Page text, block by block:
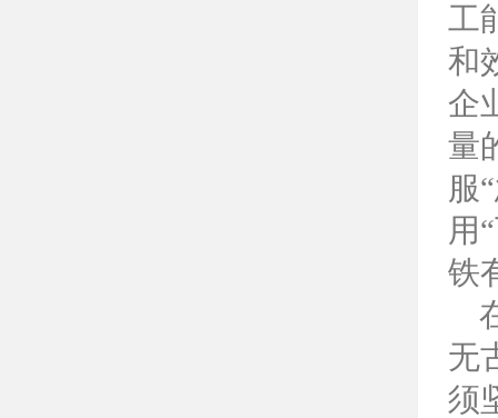
工
和
企
量
服
用
铁
无
须